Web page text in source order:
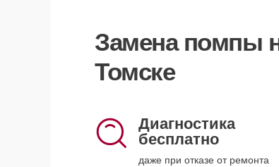
Замена помпы
Томске
Диагностика
бесплатно
даже при отказе от ремонта